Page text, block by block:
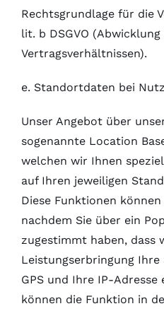
Rechtsgrundlage für die
lit. b DSGVO (Abwicklung
Vertragsverhältnissen).
e. Standortdaten bei
Unser Angebot über
sogenannte Location
welchen wir Ihnen
auf Ihren jeweiligen
Diese Funktionen
nachdem Sie über ein
zugestimmt haben, dass
Leistungserbringung
GPS und Ihre IP-Adresse
können die Funktion in